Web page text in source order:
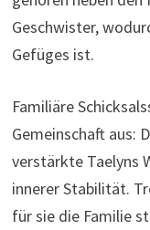
Geschwister,
Gefüges ist.
Familiäre
Gemeinschaft aus:
verstärkte Taelyns
innerer Stabilität.
für sie die Familie